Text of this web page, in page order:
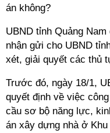
án không?
UBND tỉnh Quảng
nhận gửi cho UBND
xét, giải quyết các thủ
Trước đó, ngày 18/1,
quyết định về việc
cầu sơ bộ năng lực,
án xây dựng nhà ở